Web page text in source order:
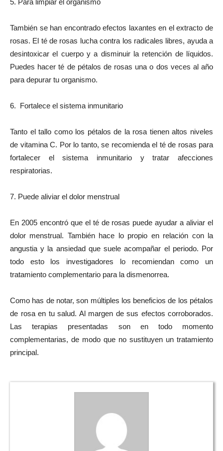
5. Para limpiar el organismo
También se han encontrado efectos laxantes en el extracto de
rosas. El té de rosas lucha contra los radicales libres, ayuda a
desintoxicar el cuerpo y a disminuir la retención de líquidos.
Puedes hacer té de pétalos de rosas una o dos veces al año
para depurar tu organismo.
6. Fortalece el sistema inmunitario
Tanto el tallo como los pétalos de la rosa tienen altos niveles
de vitamina C. Por lo tanto, se recomienda el té de rosas para
fortalecer el sistema inmunitario y tratar afecciones
respiratorias.
7. Puede aliviar el dolor menstrual
En 2005 encontró que el té de rosas puede ayudar a aliviar el
dolor menstrual. También hace lo propio en relación con la
angustia y la ansiedad que suele acompañar el periodo. Por
todo esto los investigadores lo recomiendan como un
tratamiento complementario para la dismenorrea.
Como has de notar, son múltiples los beneficios de los pétalos
de rosa en tu salud. Al margen de sus efectos corroborados.
Las terapias presentadas son en todo momento
complementarias, de modo que no sustituyen un tratamiento
principal.